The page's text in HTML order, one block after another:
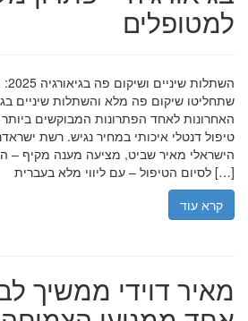
למטופלים
שתחליטו שיקום פה מלא והשתלות שיניים
האחרונות לאחד הפתרונות המבוקשים
טיפול דנטלי איכותי במחיר נגיש. רשת
הישראלי מאיר שביט, מציעה מענה מקיף –
לסיום הטיפול – עם ליווי מלא בעברית […]
קרא עוד
מאיר דוידי ממשיך